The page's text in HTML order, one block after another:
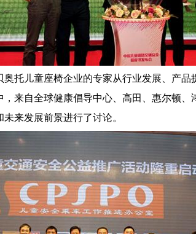
托儿童座椅企业的专家从行业发展、产品
来自全球健康倡导中心、高田、惠尔顿、
来发展前景进行了讨论。